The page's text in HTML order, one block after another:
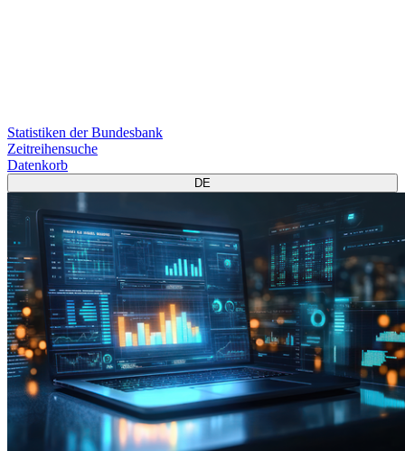
Statistiken der Bundesbank
Zeitreihensuche
Datenkorb
DE